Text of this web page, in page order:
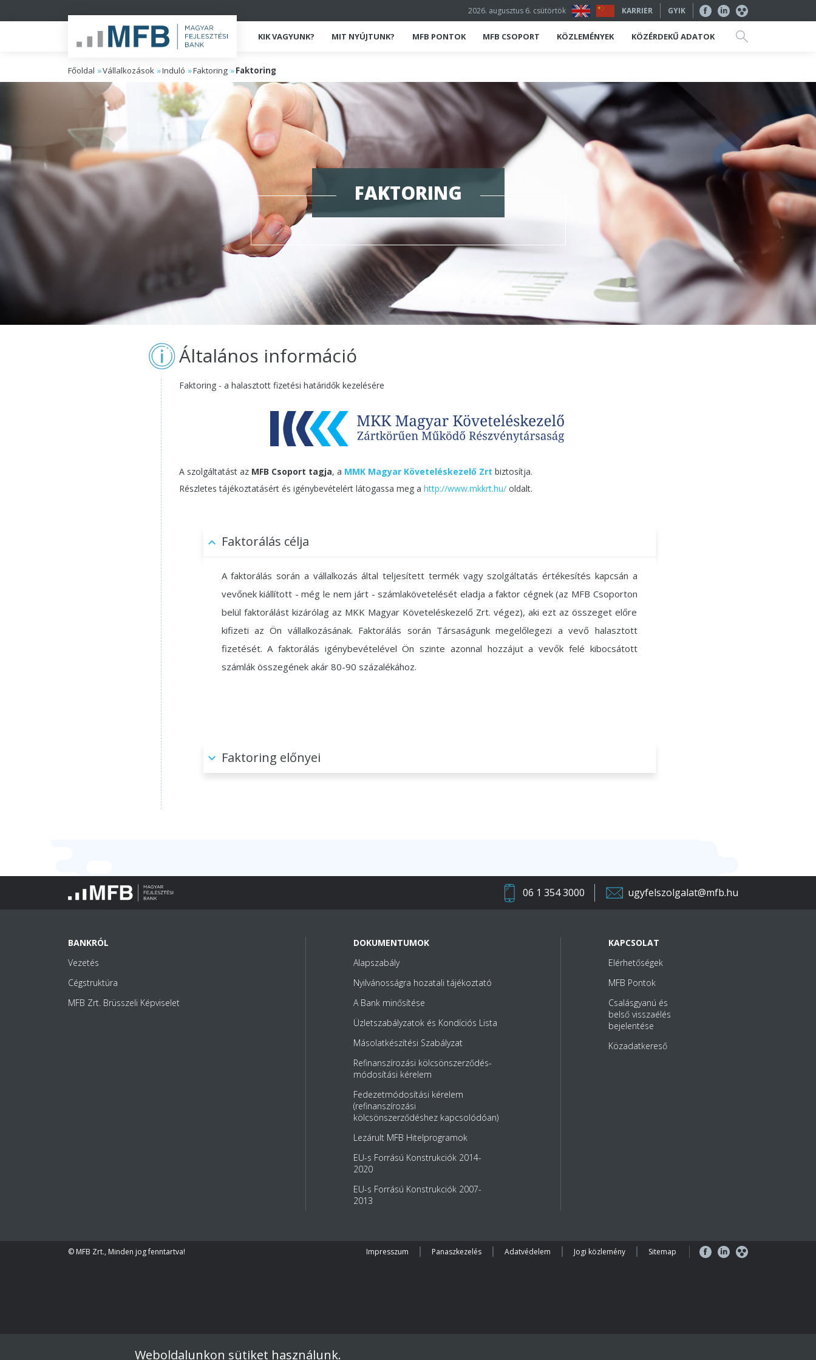
2026. augusztus 6. csütörtök KARRIER GYIK
KIK VAGYUNK? MIT NYÚJTUNK? MFB PONTOK MFB CSOPORT KÖZLEMÉNYEK KÖZÉRDEKŰ ADATOK
Főoldal Vállalkozások Induló Faktoring Faktoring
FAKTORING
Általános információ
Faktoring - a halasztott fizetési határidők kezelésére
A szolgáltatást az MFB Csoport tagja, a MMK Magyar Követeléskezelő Zrt biztosítja.
Részletes tájékoztatásért és igénybevételért látogassa meg a http://www.mkkrt.hu/oldalt.
Faktorálás célja
A faktorálás során a vállalkozás által teljesített termék vagy szolgáltatás értékesítés kapcsán a
vevőnek kiállított - még le nem járt - számlakövetelését eladja a faktor cégnek (az MFB Csoporton
belül faktorálást kizárólag az MKK Magyar Követeléskezelő Zrt. végez), aki ezt az összeget előre
kifizeti az Ön vállalkozásának. Faktorálás során Társaságunk megelőlegezi a vevő halasztott
fizetését. A faktorálás igénybevételével Ön szinte azonnal hozzájut a vevők felé kibocsátott
számlák összegének akár 80-90 százalékához.
Faktoring előnyei
06 1 354 3000 ugyfelszolgalat@mfb.hu
BANKRÓL
Vezetés
Cégstruktúra
MFB Zrt. Brüsszeli Képviselet
DOKUMENTUMOK
Alapszabály
Nyilvánosságra hozatali tájékoztató
A Bank minősítése
Üzletszabályzatok és Kondíciós Lista
Másolatkészítési Szabályzat
Refinanszírozási kölcsönszerződés-
módosítási kérelem
Fedezetmódosítási kérelem
(refinanszírozási
kölcsönszerződéshez kapcsolódóan)
Lezárult MFB Hitelprogramok
EU-s Forrású Konstrukciók 2014-
2020
EU-s Forrású Konstrukciók 2007-
2013
KAPCSOLAT
Elérhetőségek
MFB Pontok
Csalásgyanú és
belső visszaélés
bejelentése
Közadatkereső
© MFB Zrt., Minden jog fenntartva! Impresszum Panaszkezelés Adatvédelem Jogi közlemény Sitemap
Weboldalunkon sütiket használunk.